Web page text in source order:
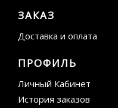
ЗАКАЗ
Доставка и оплата
ПРОФИЛЬ
Личный Кабинет
История заказов